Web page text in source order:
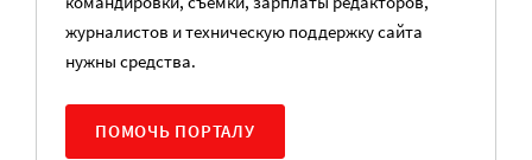
журналистов и техническую поддержку сайта
нужны средства.
ПОМОЧЬ ПОРТАЛУ